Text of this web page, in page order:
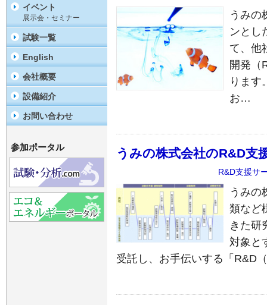
うみの
ンとし
て、他
開発（
ります
お…
うみの株式会社のR&D支
R&D支援サ
うみの
類など
きた研
対象と
受託し、お手伝いする「R&D
イベント
展示会・セミナー
試験一覧
English
会社概要
設備紹介
お問い合わせ
参加ポータル